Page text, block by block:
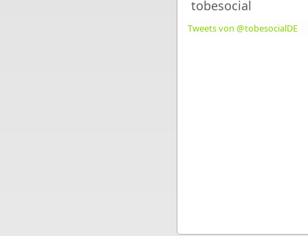
tobesocial
Tweets von @tobesocialDE